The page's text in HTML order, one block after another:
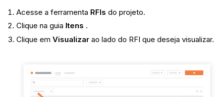
Acesse a ferramenta RFIs do projeto.
Clique na guia Itens .
Clique em Visualizar ao lado do RFI que deseja visualizar.